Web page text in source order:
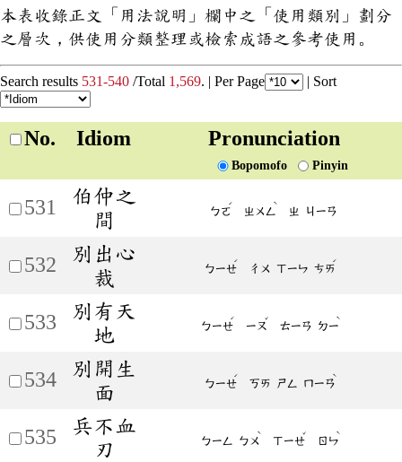
本表收錄正文「用法說明」欄中之「使用類別」劃分
之層次，供使用分類整理或檢索成語之參考使用。
Search results 531-540 /Total 1,569. | Per Page | Sort
No. Idiom Pronunciation
Bopomofo Pinyin
531
伯仲之
間
ㄅㄛ
ˊ
ㄓㄨㄥ
ˋ
ㄓ ㄐㄧㄢ
532
別出心
裁
ㄅㄧㄝ
ˊ
ㄔㄨ ㄒㄧㄣ ㄘㄞ
ˊ
533
別有天
地
ㄅㄧㄝ
ˊ
ㄧㄡ
ˇ
ㄊㄧㄢ ㄉㄧ
ˋ
534
別開生
面
ㄅㄧㄝ
ˊ
ㄎㄞ ㄕㄥ ㄇㄧㄢ
ˋ
535
兵不血
刃
ㄅㄧㄥ ㄅㄨ
ˋ
ㄒㄧㄝ
ˇ
ㄖㄣ
ˋ